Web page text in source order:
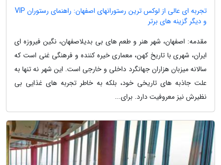
تجربه ای عالی از لوکس ترین رستورانهای اصفهان: راهنمای رستوران VIP
و دیگر گزینه های برتر
مقدمه: اصفهان، شهر هنر و طعم های بی بدیلاصفهان، نگین فیروزه ای
ایران، شهری با تاریخ کهن، معماری خیره کننده و فرهنگی غنی است که
سالانه میزبان هزاران جهانگرد داخلی و خارجی است. این شهر نه تنها به
علت جاذبه های تاریخی خود، بلکه به خاطر تجربه های غذایی بی
نظیرش نیز معروفیت دارد. برای...